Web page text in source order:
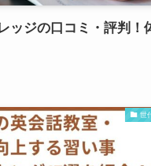
ッジの口コミ・評判！
世